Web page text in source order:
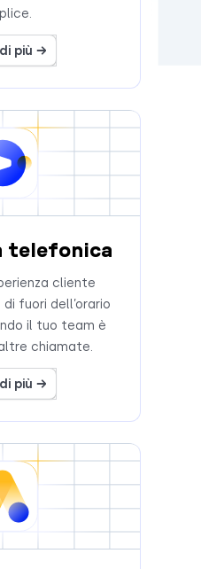
più →
telefonica
cliente
fuori dell’orario
il tuo team è
chiamate.
più →